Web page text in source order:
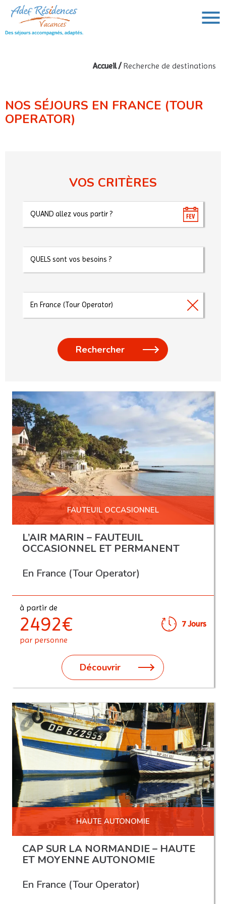
Accueil/Recherche de destinations
NOS SÉJOURS EN FRANCE (TOUR
OPERATOR)
FAUTEUIL OCCASIONNEL
L’AIR MARIN – FAUTEUIL
OCCASIONNEL ET PERMANENT
En France (Tour Operator)
à partir de
2492€
par personne
7 Jours
Découvrir
HAUTE AUTONOMIE
CAP SUR LA NORMANDIE – HAUTE
ET MOYENNE AUTONOMIE
En France (Tour Operator)
VOS CRITÈRES
Rechercher :